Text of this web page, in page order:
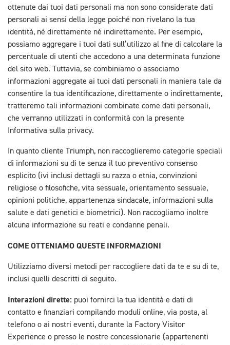
ottenute dai tuoi dati personali ma non sono considerate dati
personali ai sensi della legge poiché non rivelano la tua
identità, né direttamente né indirettamente. Per esempio,
possiamo aggregare i tuoi dati sull’utilizzo al fine di calcolare la
percentuale di utenti che accedono a una determinata funzione
del sito web. Tuttavia, se combiniamo o associamo
informazioni aggregate ai tuoi dati personali in maniera tale da
consentire la tua identificazione, direttamente o indirettamente,
tratteremo tali informazioni combinate come dati personali,
che verranno utilizzati in conformità con la presente
Informativa sulla privacy.
In quanto cliente Triumph, non raccoglieremo categorie speciali
di informazioni su di te senza il tuo preventivo consenso
esplicito (ivi inclusi dettagli su razza o etnia, convinzioni
religiose o filosofiche, vita sessuale, orientamento sessuale,
opinioni politiche, appartenenza sindacale, informazioni sulla
salute e dati genetici e biometrici). Non raccogliamo inoltre
alcuna informazione su reati e condanne penali.
COME OTTENIAMO QUESTE INFORMAZIONI
Utilizziamo diversi metodi per raccogliere dati da te e su di te,
inclusi quelli descritti di seguito.
Interazioni dirette: puoi fornirci la tua identità e dati di
contatto e finanziari compilando moduli online, via posta, al
telefono o ai nostri eventi, durante la Factory Visitor
Experience o presso le nostre concessionarie (appartenenti